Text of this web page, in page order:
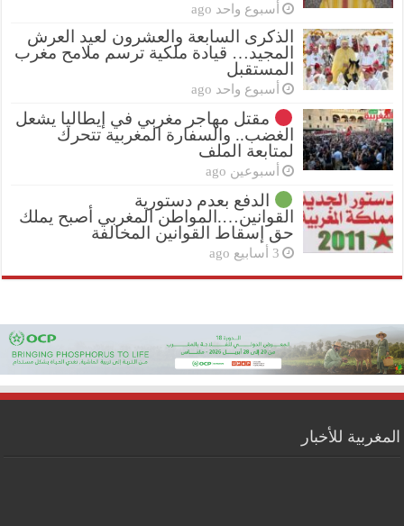
أسبوع واحد ago
الذكرى السابعة والعشرون لعيد العرش
المجيد… قيادة ملكية ترسم ملامح مغرب
المستقبل
أسبوع واحد ago
مقتل مهاجر مغربي في إيطاليا يشعل
الغضب.. والسفارة المغربية تتحرك
لمتابعة الملف
أسبوعين ago
الدفع بعدم دستورية
القوانين….المواطن المغربي أصبح يملك
حق إسقاط القوانين المخالفة
3 أسابيع ago
المغربية للأخبار